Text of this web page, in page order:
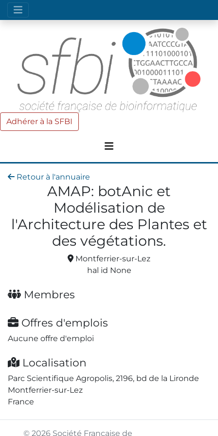
Adhérer à la SFBI
Retour à l'annuaire
AMAP: botAnic et
Modélisation de
l'Architecture des Plantes et
des végétations.
Montferrier-sur-Lez
hal id None
Membres
Offres d'emplois
Aucune offre d'emploi
Localisation
Parc Scientifique Agropolis, 2196, bd de la Lironde
Montferrier-sur-Lez
France
© 2026 Société Française de